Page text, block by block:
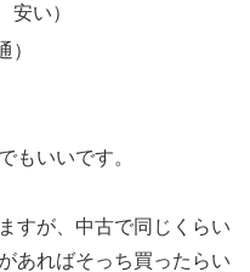
安い）
）
もいいです。
すが、中古で同じくらい
あればそっち買ったらい